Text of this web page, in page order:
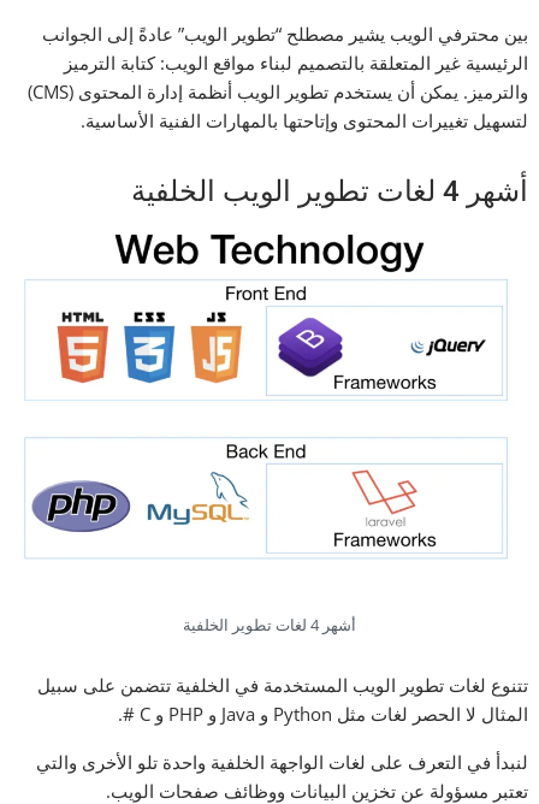
بين محترفي الويب يشير مصطلح “تطوير الويب” عادةً إلى الجوانب
الرئيسية غير المتعلقة بالتصميم لبناء مواقع الويب: كتابة الترميز
والترميز. يمكن أن يستخدم تطوير الويب أنظمة إدارة المحتوى (CMS)
لتسهيل تغييرات المحتوى وإتاحتها بالمهارات الفنية الأساسية.
أشهر 4 لغات تطوير الويب الخلفية
أشهر 4 لغات تطوير الخلفية
تتنوع لغات تطوير الويب المستخدمة في الخلفية تتضمن على سبيل
المثال لا الحصر لغات مثل Python و Java و PHP و C #.
لنبدأ في التعرف على لغات الواجهة الخلفية واحدة تلو الأخرى والتي
تعتبر مسؤولة عن تخزين البيانات ووظائف صفحات الويب.